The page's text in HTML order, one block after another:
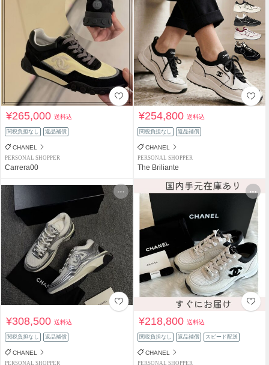
¥265,000送料込
関税負担なし 返品補償
CHANEL
PERSONAL SHOPPER
Carrera00
¥254,800送料込
関税負担なし 返品補償
CHANEL
PERSONAL SHOPPER
The Briliante
¥308,500送料込
関税負担なし 返品補償
CHANEL
PERSONAL SHOPPER
¥218,800送料込
関税負担なし 返品補償 スピード配送
CHANEL
PERSONAL SHOPPER